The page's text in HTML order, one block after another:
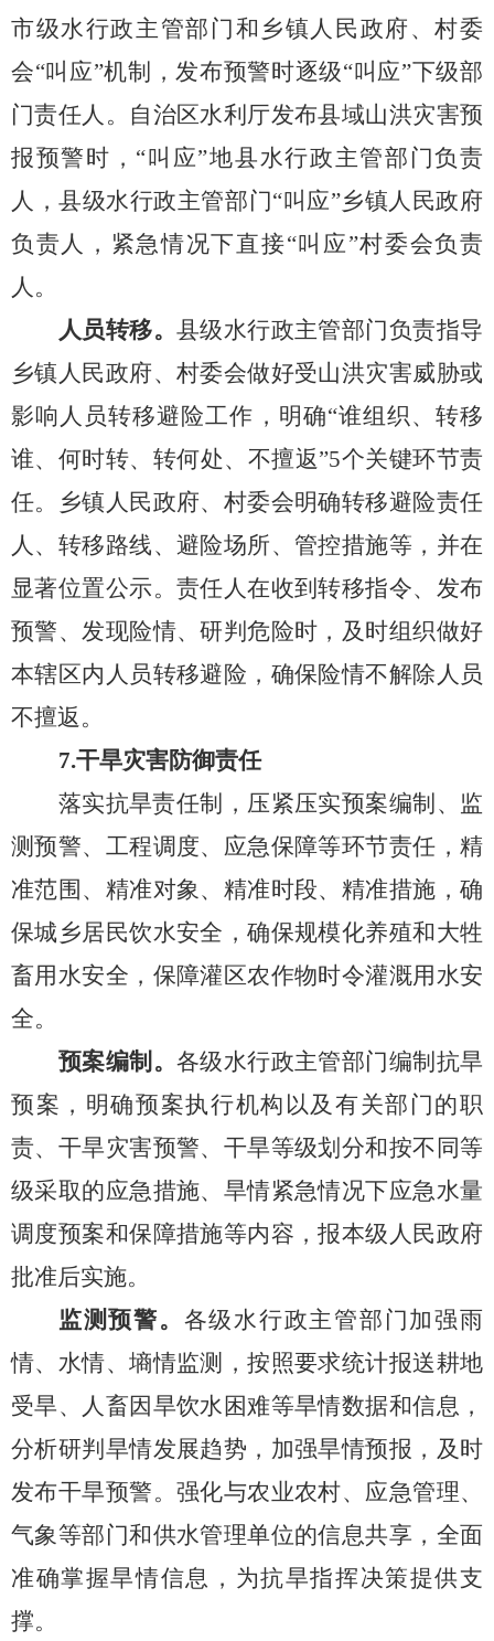
市级水行政主管部门和乡镇人民政府、村委
会“叫应”机制，发布预警时逐级“叫应”下级部
门责任人。自治区水利厅发布县域山洪灾害预
报预警时，“叫应”地县水行政主管部门负责
人，县级水行政主管部门“叫应”乡镇人民政府
负责人，紧急情况下直接“叫应”村委会负责
人。
人员转移。 县级水行政主管部门负责指导
乡镇人民政府、村委会做好受山洪灾害威胁或
影响人员转移避 险工作，明确“谁组织、转移
谁、何时转、转何处、不擅返”5个关键环节责
任。乡镇人民政府、村委会明确转移避险责任
人、转移路线、避险场所、管控措施等，并在
显著位置公示。责任人在收到转移指令、发布
预警、发现险情、研判危险时，及时组织做好
本辖区内人员转移避险， 确保险情不解除人员
不擅返。
7.干旱灾害防御责任
落实抗旱责任制
，压紧压实预案编制、监
测预警、工程调度、应急保障等环节责任，精
准范围、精准对象、精准时段、精准措施，确
保城乡居民饮水安全，确保规模化养殖和大牲
畜用水安全，保障灌区农作物时令灌溉用水安
全。
预案编制。 各级水行政主管部门编制抗旱
预案，明确预案执行机构以及有关部门的职
责、干旱灾害预警、干旱等级划分和按不同等
级采取的应急措施、旱情紧急情况下应急水量
调度预案和保障措施等内容，报本级人民政府
批准后实施。
监测预警。 各级水行政主管部门加强雨
情、水情、墒情监测，按照要求统计报送耕地
受旱、人畜因旱饮水困难等旱情数据和信息，
分析研判旱情发展趋势，加强旱情预报，及时
发布干旱预警。强化与农业农村、应急管理、
气象等部门和供水管理单位的信息共享，全面
准确掌握旱情信息，为抗旱指挥决策提供支
撑。